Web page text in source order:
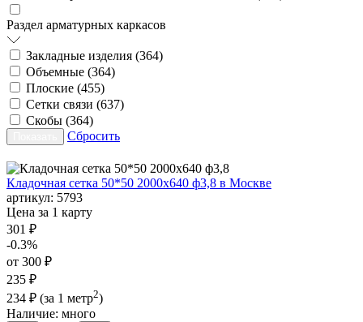
Раздел арматурных каркасов
Закладные изделия (364)
Объемные (364)
Плоские (455)
Сетки связи (637)
Скобы (364)
Сбросить
Кладочная сетка 50*50 2000х640 ф3,8 в Москве
артикул: 5793
Цена за 1 карту
301 ₽
-0.3%
от 300 ₽
235 ₽
234 ₽ (за 1 метр2)
Наличие: много